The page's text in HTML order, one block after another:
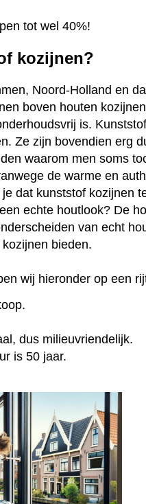
tot wel 40%!
kozijnen?
Noord-Holland en
boven houten
is.
Ze zijn bovendien erg
waarom men soms
de warme en
dat kunststof kozijnen
echte houtlook? De
van echt
bieden.
wij hieronder op een
dus milieuvriendelijk.
is 50 jaar.